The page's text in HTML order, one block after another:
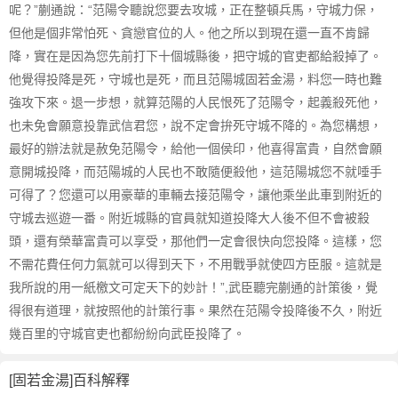
呢？”蒯通說：“范陽令聽說您要去攻城，正在整頓兵馬，守城力保，
但他是個非常怕死、貪戀官位的人。他之所以到現在還一直不肯歸
降，實在是因為您先前打下十個城縣後，把守城的官吏都給殺掉了。
他覺得投降是死，守城也是死，而且范陽城固若金湯，料您一時也難
強攻下來。退一步想，就算范陽的人民恨死了范陽令，起義殺死他，
也未免會願意投靠武信君您，說不定會拚死守城不降的。為您構想，
最好的辦法就是赦免范陽令，給他一個侯印，他喜得富貴，自然會願
意開城投降，而范陽城的人民也不敢隨便殺他，這范陽城您不就唾手
可得了？您還可以用豪華的車輛去接范陽令，讓他乘坐此車到附近的
守城去巡遊一番。附近城縣的官員就知道投降大人後不但不會被殺
頭，還有榮華富貴可以享受，那他們一定會很快向您投降。這樣，您
不需花費任何力氣就可以得到天下，不用戰爭就使四方臣服。這就是
我所說的用一紙檄文可定天下的妙計！”,武臣聽完蒯通的計策後，覺
得很有道理，就按照他的計策行事。果然在范陽令投降後不久，附近
幾百里的守城官吏也都紛紛向武臣投降了。
[固若金湯]百科解釋